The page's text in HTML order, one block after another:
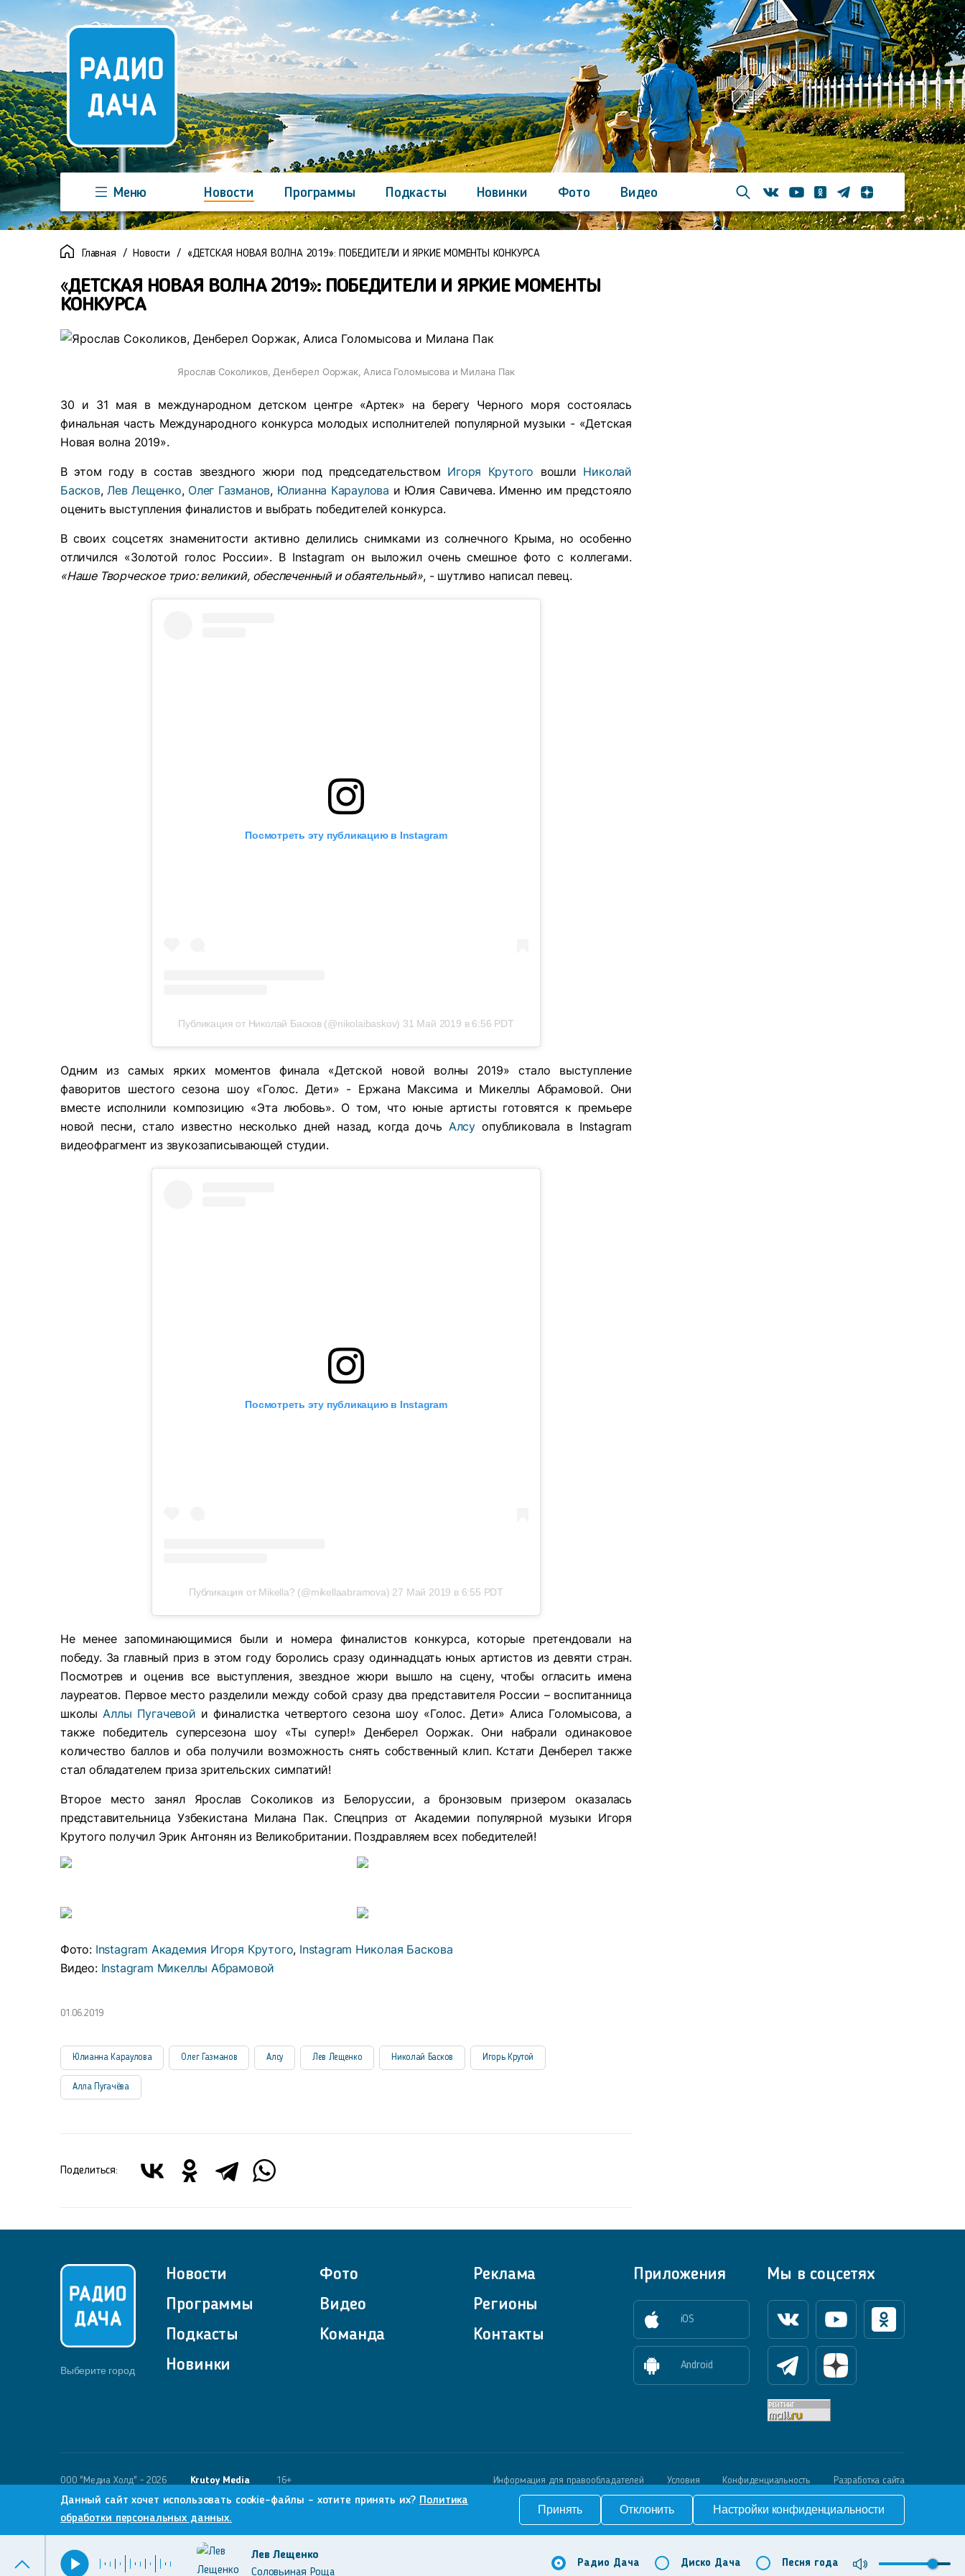
Лев Лещенко
Соловьиная Роща
Песня года
Диско Дача
Радио Дача
Меню Новости Программы Подкасты Новинки Фото
Видео
Команда
Регионы Реклама Контакты
ВконтактеYoutubeОдноклассники
ТелеграмЯндекс дзен
Главная Новости «ДЕТСКАЯ НОВАЯ ВОЛНА 2019»: ПОБЕДИТЕЛИ И ЯРКИЕ МОМЕНТЫ КОНКУРСА
«ДЕТСКАЯ НОВАЯ ВОЛНА 2019»: ПОБЕДИТЕЛИ И ЯРКИЕ МОМЕНТЫ
КОНКУРСА
Ярослав Соколиков, Денберел Ооржак, Алиса Голомысова и Милана Пак
30 и 31 мая в международном детском центре «Артек» на берегу Черного моря состоялась
финальная часть Международного конкурса молодых исполнителей популярной музыки - «Детская
Новая волна 2019».
В этом году в состав звездного жюри под председательством Игоря Крутого вошли Николай
Басков,Лев Лещенко, Олег Газманов, Юлианна Караулова и Юлия Савичева. Именно им предстояло
оценить выступления финалистов и выбрать победителей конкурса.
В своих соцсетях знаменитости активно делились снимками из солнечного Крыма, но особенно
отличился «Золотой голос России». В Instagram он выложил очень смешное фото с коллегами.
«Наше Творческое трио: великий, обеспеченный и обаятельный», - шутливо написал певец.
Посмотреть эту публикацию в Instagram
Публикация от Николай Басков (@nikolaibaskov) 31 Май 2019 в 6:56 PDT
Одним из самых ярких моментов финала «Детской новой волны 2019» стало выступление
фаворитов шестого сезона шоу «Голос. Дети» - Ержана Максима и Микеллы Абрамовой. Они
вместе исполнили композицию «Эта любовь». О том, что юные артисты готовятся к премьере
новой песни, стало известно несколько дней назад, когда дочь Алсу опубликовала в Instagram
видеофрагмент из звукозаписывающей студии.
Посмотреть эту публикацию в Instagram
Публикация от Mikella? (@mikellaabramova) 27 Май 2019 в 6:55 PDT
Не менее запоминающимися были и номера финалистов конкурса, которые претендовали на
победу. За главный приз в этом году боролись сразу одиннадцать юных артистов из девяти стран.
Посмотрев и оценив все выступления, звездное жюри вышло на сцену, чтобы огласить имена
лауреатов. Первое место разделили между собой сразу два представителя России – воспитанница
школыАллы Пугачевой и финалистка четвертого сезона шоу «Голос. Дети» Алиса Голомысова, а
также победитель суперсезона шоу «Ты супер!» Денберел Ооржак. Они набрали одинаковое
количество баллов и оба получили возможность снять собственный клип. Кстати Денберел также
стал обладателем приза зрительских симпатий!
Второе место занял Ярослав Соколиков из Белоруссии, а бронзовым призером оказалась
представительница Узбекистана Милана Пак. Спецприз от Академии популярной музыки Игоря
Крутого получил Эрик Антонян из Великобритании. Поздравляем всех победителей!
Фото: Instagram Академия Игоря Крутого, Instagram Николая Баскова
Видео: Instagram Микеллы Абрамовой
01.06.2019
Юлианна Караулова Олег Газманов Алсу Лев Лещенко Николай Басков Игорь Крутой
Алла Пугачёва
Поделиться:
Выберите город
Новости
Программы
Подкасты
Новинки
Фото
Видео
Команда
Реклама
Регионы
Контакты
Приложения
iOS
Android
Мы в соцсетях
ВконтактеYoutube Одноклассники
Телеграм Яндекс Дзен
OOO "Медиа Холд" - 2026 Krutoy Media 16+ Информация для правообладателей Условия Конфиденциальность Разработка сайта
Данный сайт хочет использовать cookie-файлы - хотите принять их? Политика
обработки персональных данных.
Принять Отклонить Настройки конфиденциальности